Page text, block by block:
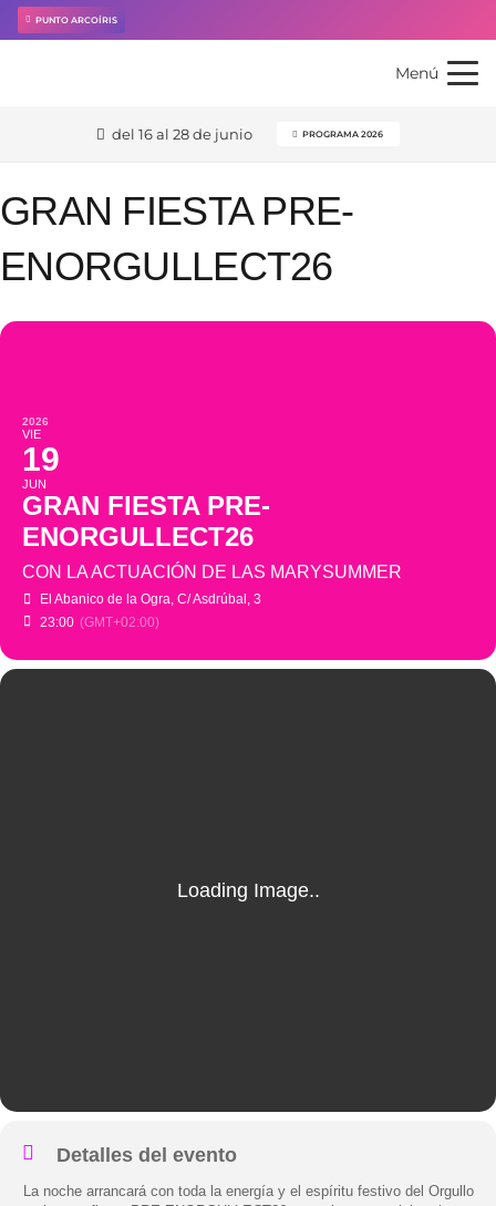
PUNTO ARCOÍRIS
Menú
del 16 al 28 de junio PROGRAMA 2026
GRAN FIESTA PRE-
ENORGULLECT26
2026
VIE
19
JUN
GRAN FIESTA PRE-
ENORGULLECT26
CON LA ACTUACIÓN DE LAS MARYSUMMER
El Abanico de la Ogra, C/ Asdrúbal, 3
23:00 (GMT+02:00)
Detalles del evento
La noche arrancará con toda la energía y el espíritu festivo del Orgullo